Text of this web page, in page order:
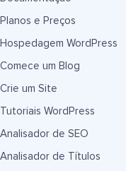
Planos e Preços
Hospedagem WordPress
Comece um Blog
Crie um Site
Tutoriais WordPress
Analisador de SEO
Analisador de Títulos